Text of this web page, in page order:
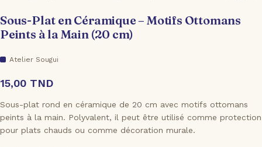
Sous-Plat en Céramique – Motifs Ottomans
Peints à la Main (20 cm)
Atelier Sougui
15,00 TND
Sous-plat rond en céramique de 20 cm avec motifs ottomans
peints à la main. Polyvalent, il peut être utilisé comme protection
pour plats chauds ou comme décoration murale.